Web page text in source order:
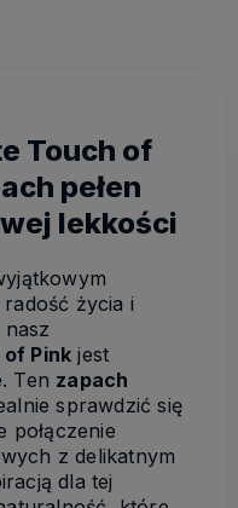
Touch of
pełen
lekkości
życia i
nasz
Pink jest
Ten zapach
sprawdzić się
połączenie
z delikatnym
dla tej